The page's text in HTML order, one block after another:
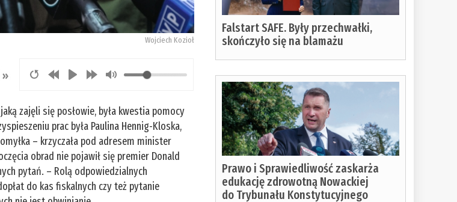
Wojciech Kozioł
zajęli się posłowie, była kwestia pomocy
prac była Paulina Hennig-Kloska,
– krzyczała pod adresem minister
obrad nie pojawił się premier Donald
pytań. – Rolą odpowiedzialnych
do kas fiskalnych czy też pytanie
Falstart SAFE. Były przechwałki,
skończyło się na blamażu
Prawo i Sprawiedliwość zaskarża
edukację zdrowotną Nowackiej
do Trybunału Konstytucyjnego